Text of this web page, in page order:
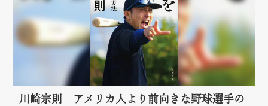
川崎宗則 アメリカ人より前向きな野球選手の